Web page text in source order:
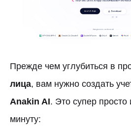
Прежде чем углубиться в
лица, вам нужно создать
Anakin AI. Это супер просто
минуту: